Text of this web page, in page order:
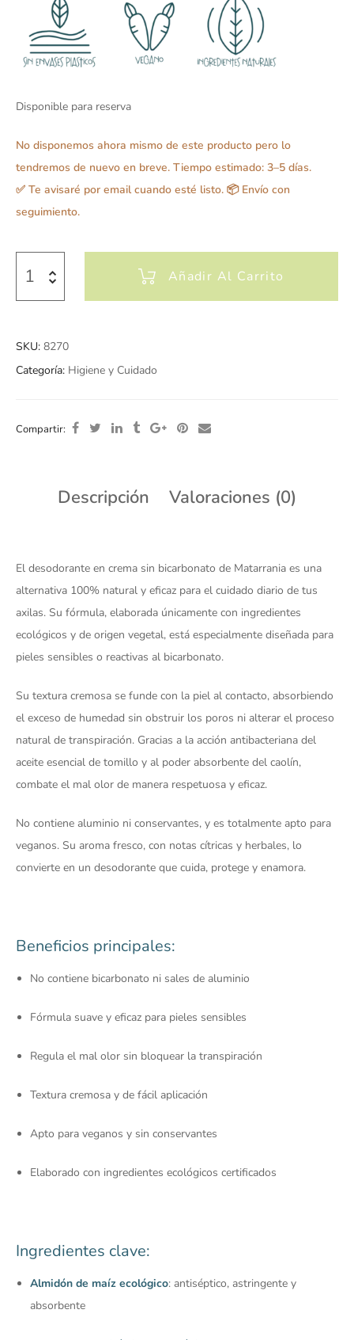
Disponible para reserva
No disponemos ahora mismo de este producto pero lo
tendremos de nuevo en breve. Tiempo estimado: 3–5 días.
✅ Te avisaré por email cuando esté listo. 📦 Envío con
seguimiento.
Añadir Al Carrito
SKU: 8270
Categoría: Higiene y Cuidado
Compartir:
Descripción Valoraciones (0)
El desodorante en crema sin bicarbonato de Matarrania es una
alternativa 100% natural y eficaz para el cuidado diario de tus
axilas. Su fórmula, elaborada únicamente con ingredientes
ecológicos y de origen vegetal, está especialmente diseñada para
pieles sensibles o reactivas al bicarbonato.
Su textura cremosa se funde con la piel al contacto, absorbiendo
el exceso de humedad sin obstruir los poros ni alterar el proceso
natural de transpiración. Gracias a la acción antibacteriana del
aceite esencial de tomillo y al poder absorbente del caolín,
combate el mal olor de manera respetuosa y eficaz.
No contiene aluminio ni conservantes, y es totalmente apto para
veganos. Su aroma fresco, con notas cítricas y herbales, lo
convierte en un desodorante que cuida, protege y enamora.
Beneficios principales:
No contiene bicarbonato ni sales de aluminio
Fórmula suave y eficaz para pieles sensibles
Regula el mal olor sin bloquear la transpiración
Textura cremosa y de fácil aplicación
Apto para veganos y sin conservantes
Elaborado con ingredientes ecológicos certificados
Ingredientes clave:
Almidón de maíz ecológico: antiséptico, astringente y
absorbente